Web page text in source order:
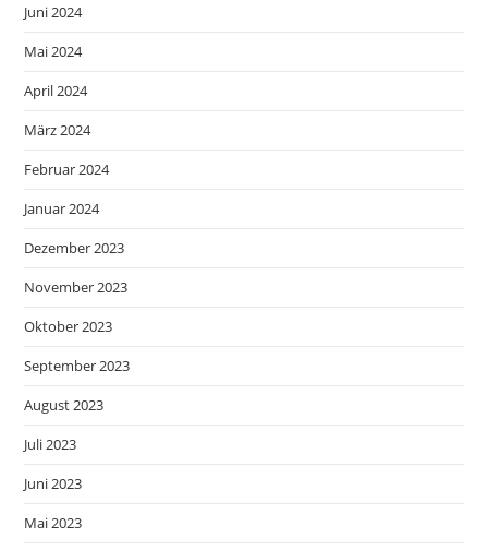
Juni 2024
Mai 2024
April 2024
März 2024
Februar 2024
Januar 2024
Dezember 2023
November 2023
Oktober 2023
September 2023
August 2023
Juli 2023
Juni 2023
Mai 2023